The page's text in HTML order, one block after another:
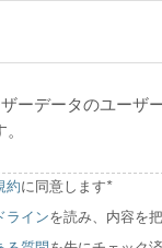
ーデータのユーザ
約に同意します*
ラインを読み、内容を